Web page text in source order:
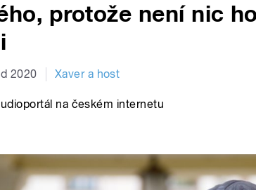
protože není nic
2020 Xaver a host
na českém internetu